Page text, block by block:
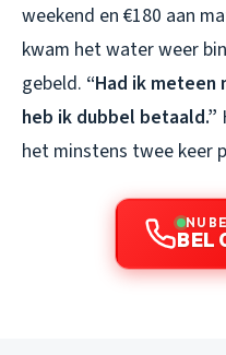
weekend en €180 aan
kwam het water weer
gebeld. “Had ik meteen
heb ik dubbel betaald.”
het minstens twee keer
NU
BEL